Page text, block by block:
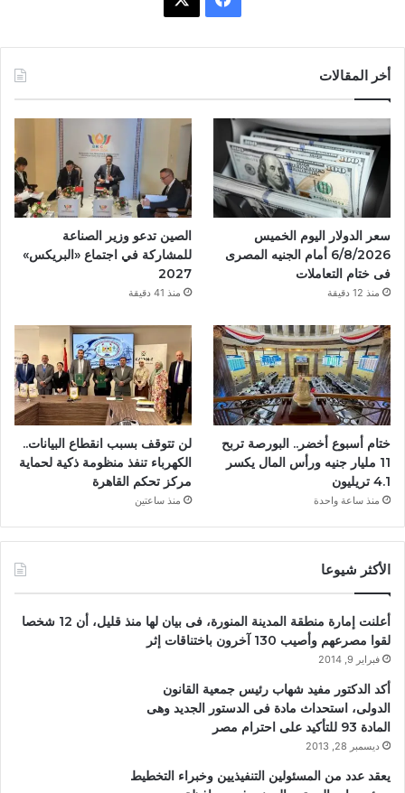
ك
أخر المقالات
سعر الدولار اليوم الخميس
6/8/2026 أمام الجنيه المصرى
فى ختام التعاملات
منذ 12 دقيقة
الصين تدعو وزير الصناعة
للمشاركة في اجتماع «البريكس»
2027
منذ 41 دقيقة
ختام أسبوع أخضر.. البورصة تربح
11 مليار جنيه ورأس المال يكسر
4.1 تريليون
منذ ساعة واحدة
لن تتوقف بسبب انقطاع البيانات..
الكهرباء تنفذ منظومة ذكية لحماية
مركز تحكم القاهرة
منذ ساعتين
الأكثر شيوعا
أعلنت إمارة منطقة المدينة المنورة، فى بيان لها منذ قليل، أن 12 شخصا
لقوا مصرعهم وأصيب 130 آخرون باختناقات إثر
فبراير 9, 2014
أكد الدكتور مفيد شهاب رئيس جمعية القانون
الدولى، استحداث مادة فى الدستور الجديد وهى
المادة 93 للتأكيد على احترام مصر
ديسمبر 28, 2013
يعقد عدد من المسئولين التنفيذيين وخبراء التخطيط